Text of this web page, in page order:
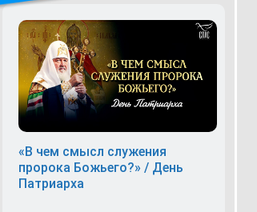
«В чем смысл служения
пророка Божьего?» / День
Патриарха